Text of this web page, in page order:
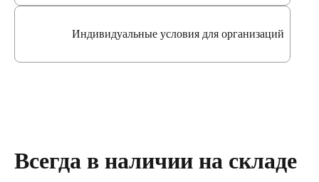
Индивидуальные условия для организаций
Всегда в наличии на складе